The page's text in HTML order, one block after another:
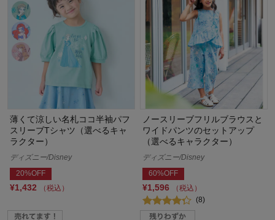
薄くて涼しい名札ココ半袖パフ
スリーブTシャツ（選べるキャ
ラクター）
ディズニー/Disney
20%OFF
¥1,432 （税込）
ノースリーブフリルブラウスと
ワイドパンツのセットアップ
（選べるキャラクター）
ディズニー/Disney
60%OFF
¥1,596
（税込）
(8)